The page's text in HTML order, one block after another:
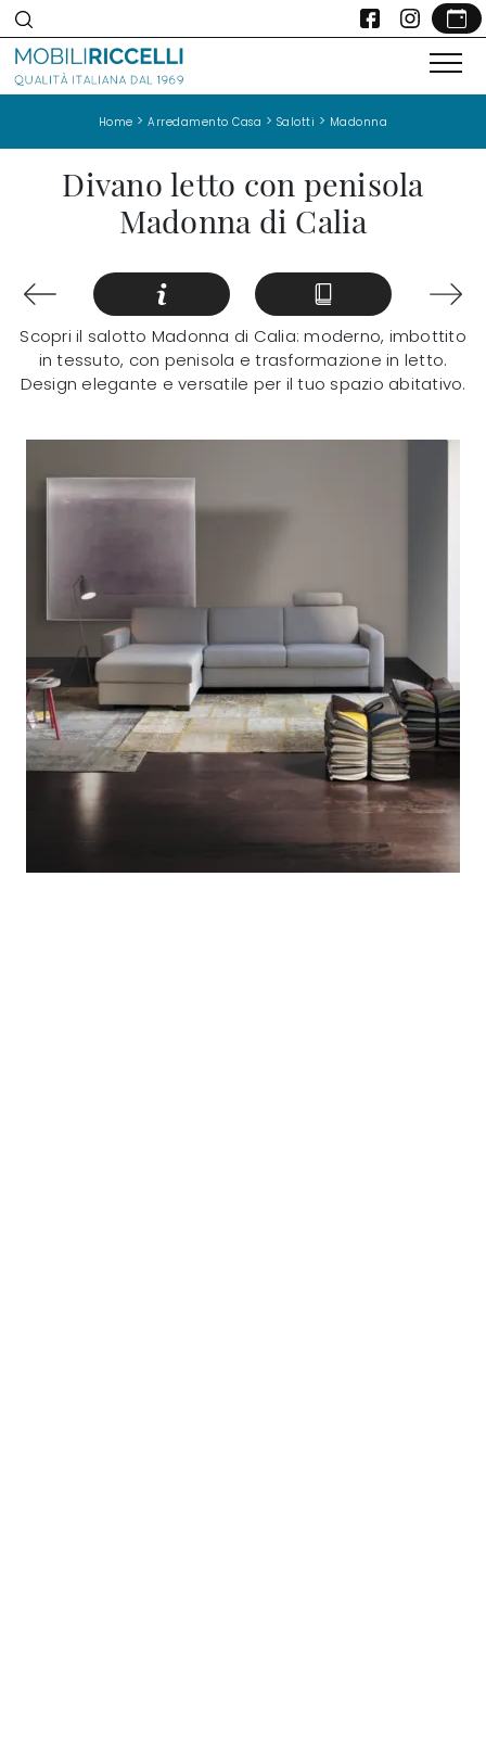
Home >Arredamento Casa > Salotti > Madonna
Divano letto con penisola
Madonna di Calia
Scopri il salotto Madonna di Calia: moderno, imbottito
in tessuto, con penisola e trasformazione in letto.
Design elegante e versatile per il tuo spazio abitativo.